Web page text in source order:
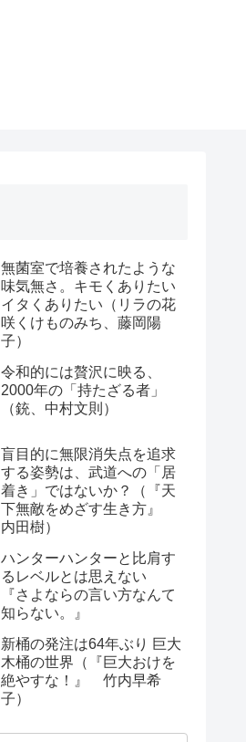
無菌室で培養されたような
味気無さ。キモくありたい
イタくありたい（リラの花
咲くけものみち、藤岡陽
子）
令和的には贅沢に映る、
2000年の「持たざる者」
（銃、中村文則）
盲目的に無限消失点を追求
する姿勢は、武道への「居
着き」ではないか？（『天
下無敵をめざす生き方』
内田樹）
ハンターハンターと比肩す
るレベルとは思えない
『さよならの言い方なんて
知らない。』
新桶の発注は64年ぶり 巨大
木桶の世界（『巨大おけを
絶やすな！』 竹内早希
子）